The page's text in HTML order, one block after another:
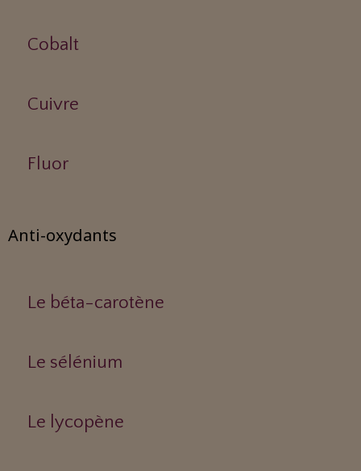
Cobalt
Cuivre
Fluor
Anti-oxydants
Le béta-carotène
Le sélénium
Le lycopène